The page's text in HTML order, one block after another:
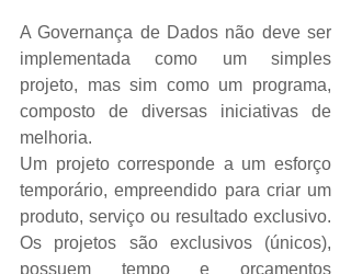
A Governança de Dados não deve ser
implementada como um simples
projeto, mas sim como um programa,
composto de diversas iniciativas de
melhoria.
Um projeto corresponde a um esforço
temporário, empreendido para criar um
produto, serviço ou resultado exclusivo.
Os projetos são exclusivos (únicos),
possuem tempo e orçamentos